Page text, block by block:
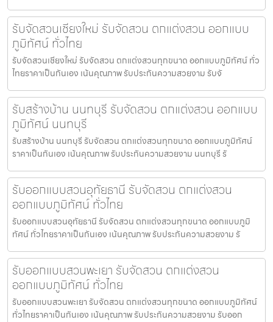
รับจัดสวนเชียงใหม่ รับจัดสวน ตกแต่งสวน ออกแบบ
ภูมิทัศน์ ทั่วไทย
รับจัดสวนเชียงใหม่ รับจัดสวน ตกแต่งสวนทุกขนาด ออกแบบภูมิทัศน์ ทั่ว
ไทยราคาเป็นกันเอง เน้นคุณภาพ รับประกันความสวยงาม รับจั
รับสร้างบ้าน นนทบุรี รับจัดสวน ตกแต่งสวน ออกแบบ
ภูมิทัศน์ นนทบุรี
รับสร้างบ้าน นนทบุรี รับจัดสวน ตกแต่งสวนทุกขนาด ออกแบบภูมิทัศน์
ราคาเป็นกันเอง เน้นคุณภาพ รับประกันความสวยงาม นนทบุรี รั
รับออกแบบสวนอุทัยธานี รับจัดสวน ตกแต่งสวน
ออกแบบภูมิทัศน์ ทั่วไทย
รับออกแบบสวนอุทัยธานี รับจัดสวน ตกแต่งสวนทุกขนาด ออกแบบภูมิ
ทัศน์ ทั่วไทยราคาเป็นกันเอง เน้นคุณภาพ รับประกันความสวยงาม รั
รับออกแบบสวนพะเยา รับจัดสวน ตกแต่งสวน
ออกแบบภูมิทัศน์ ทั่วไทย
รับออกแบบสวนพะเยา รับจัดสวน ตกแต่งสวนทุกขนาด ออกแบบภูมิทัศน์
ทั่วไทยราคาเป็นกันเอง เน้นคุณภาพ รับประกันความสวยงาม รับออก